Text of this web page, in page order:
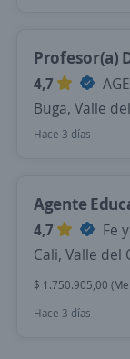
Profesor(a)
4,7
Buga, Valle
Hace 3 días
Agente
4,7
Fe
Cali, Valle del
$ 1.750.905,00
Hace 3 días